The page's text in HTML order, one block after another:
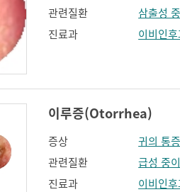
관련질환
삼출성
진료과
이비인
이루증(Otorrhea)
증상
귀의 통
관련질환
급성 중
진료과
이비인